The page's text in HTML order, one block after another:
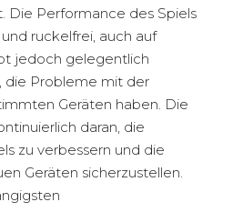
Die Performance des Spiels
ruckelfrei, auch auf
jedoch gelegentlich
die Probleme mit der
Geräten haben. Die
daran, die
zu verbessern und die
Geräten sicherzustellen.